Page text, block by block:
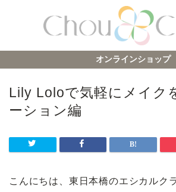
オンラインショップ
Lily Loloで気軽にメイク
ーション編
こんにちは、東日本橋のエシカルク